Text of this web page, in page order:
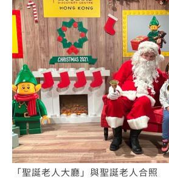
「聖誕老人大廳」與聖誕老人合照